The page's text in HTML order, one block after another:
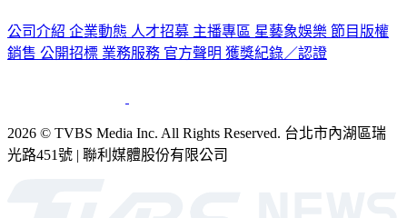
公司介紹 企業動態 人才招募 主播專區 星藝象娛樂 節目版權
銷售 公開招標 業務服務 官方聲明 獲獎紀錄／認證
2026 © TVBS Media Inc. All Rights Reserved. 台北市內湖區瑞
光路451號 | 聯利媒體股份有限公司